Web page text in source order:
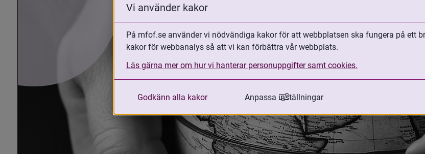
Vi använder kakor
På mfof.se använder vi nödvändiga kakor för att webbplatsen ska fungera på ett
kakor för webbanalys så att vi kan förbättra vår webbplats.
Läs gärna mer om hur vi hanterar personuppgifter samt cookies.
Godkänn alla kakor Anpassa inställningar